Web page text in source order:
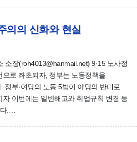
의의 신화와 현실
소장(roh4013@hanmail.net) 9·15 노사정
로 좌초되자, 정부는 노동정책을
정부·여당의 노동 5법이 야당의 반대로
이번에는 일반해고와 취업규칙 변경 등
.…